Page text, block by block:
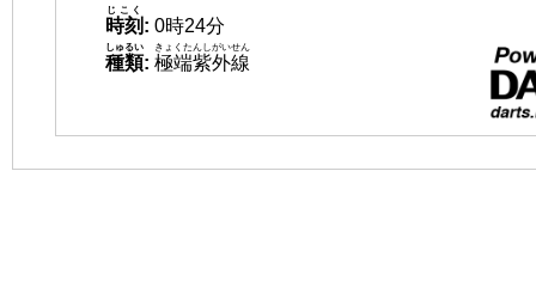
時刻
じこく
: 0時24分
種類
しゅるい
: 極端紫外線
きょくたんしがいせん